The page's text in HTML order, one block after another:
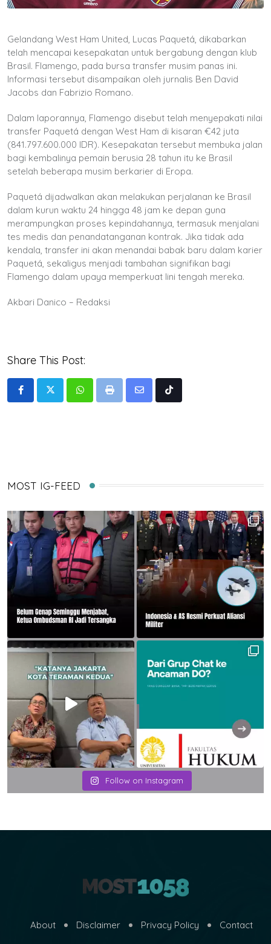
Gelandang West Ham United, Lucas Paquetá, dikabarkan
telah mencapai kesepakatan untuk bergabung dengan klub
Brasil. Flamengo, pada bursa transfer musim panas ini.
Informasi tersebut disampaikan oleh jurnalis Ben David
Jacobs dan Fabrizio Romano.
Dalam laporannya, Flamengo disebut telah menyepakati nilai
transfer Paquetá dengan West Ham di kisaran €42 juta
(841.797.600.000 IDR). Kesepakatan tersebut membuka jalan
bagi kembalinya pemain berusia 28 tahun itu ke Brasil
setelah beberapa musim berkarier di Eropa.
Paquetá dijadwalkan akan melakukan perjalanan ke Brasil
dalam kurun waktu 24 hingga 48 jam ke depan guna
merampungkan proses kepindahannya, termasuk menjalani
tes medis dan penandatanganan kontrak. Jika tidak ada
kendala, transfer ini akan menandai babak baru dalam karier
Paquetá, sekaligus menjadi tambahan signifikan bagi
Flamengo dalam upaya memperkuat lini tengah mereka.
Akbari Danico – Redaksi
Share This Post:
WhatsappPrint
Share
Tiktok
MOST IG-FEED
Follow on Instagram
About Disclaimer Privacy Policy Contact